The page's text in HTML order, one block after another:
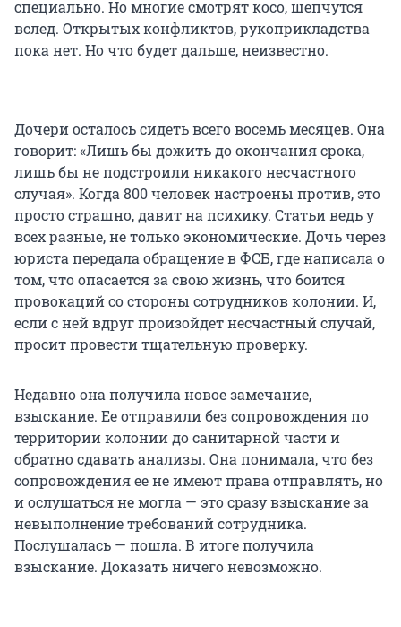
специально. Но многие смотрят косо, шепчутся
вслед. Открытых конфликтов, рукоприкладства
пока нет. Но что будет дальше, неизвестно.
Дочери осталось сидеть всего восемь месяцев. Она
говорит: «Лишь бы дожить до окончания срока,
лишь бы не подстроили никакого несчастного
случая». Когда 800 человек настроены против, это
просто страшно, давит на психику. Статьи ведь у
всех разные, не только экономические. Дочь через
юриста передала обращение в ФСБ, где написала о
том, что опасается за свою жизнь, что боится
провокаций со стороны сотрудников колонии. И,
если с ней вдруг произойдет несчастный случай,
просит провести тщательную проверку.
Недавно она получила новое замечание,
взыскание. Ее отправили без сопровождения по
территории колонии до санитарной части и
обратно сдавать анализы. Она понимала, что без
сопровождения ее не имеют права отправлять, но
и ослушаться не могла — это сразу взыскание за
невыполнение требований сотрудника.
Послушалась — пошла. В итоге получила
взыскание. Доказать ничего невозможно.